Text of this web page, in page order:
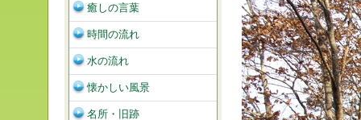
癒しの言葉
時間の流れ
水の流れ
懐かしい風景
名所・旧跡